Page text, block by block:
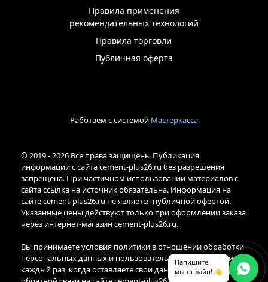
Правила применения
рекомендательных технологий
Правила торговли
Публичная оферта
Работаем с системой Мастеркасса
© 2019 - 2026 Все права защищены Публикация
информации с сайта cement-plus26.ru без разрешения
запрещена. При частичном использовании материалов с
сайта ссылка на источник обязательна. Информация на
сайте cement-plus26.ru не является публичной офертой.
Указанные цены действуют только при оформлении заказа
через интернет-магазин cement-plus26.ru.
Вы принимаете условия политики в отношении обработки
персональных данных и пользовательского соглашения
каждый раз, когда оставляете свои данные в любой форме
Напишите,
мы онлайн! 👋